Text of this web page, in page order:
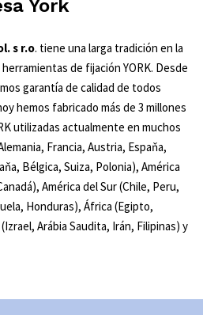
York
s r.o. tiene una larga tradición en la
de fijación YORK. Desde
garantía de calidad de todos
hemos fabricado más de 3 millones
utilizadas actualmente en muchos
Francia, Austria, Espaňa,
Bélgica, Suiza, Polonia), América
América del Sur (Chile, Peru,
Honduras), África (Egipto,
Arábia Saudita, Irán, Filipinas) y